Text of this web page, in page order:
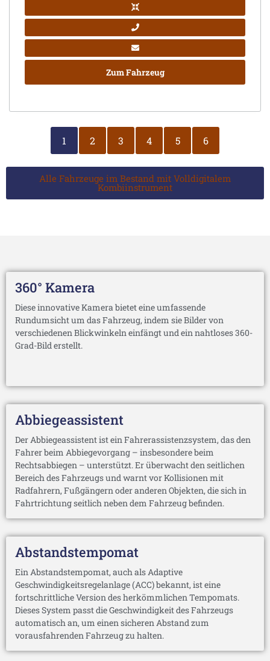
Zum Fahrzeug
1 2 3 4 5 6
Alle Fahrzeuge im Bestand mit Volldigitalem
Kombiinstrument
360° Kamera
Diese innovative Kamera bietet eine umfassende
Rundumsicht um das Fahrzeug, indem sie Bilder von
verschiedenen Blickwinkeln einfängt und ein nahtloses 360-
Grad-Bild erstellt.
Abbiegeassistent
Der Abbiegeassistent ist ein Fahrerassistenzsystem, das den
Fahrer beim Abbiegevorgang – insbesondere beim
Rechtsabbiegen – unterstützt. Er überwacht den seitlichen
Bereich des Fahrzeugs und warnt vor Kollisionen mit
Radfahrern, Fußgängern oder anderen Objekten, die sich in
Fahrtrichtung seitlich neben dem Fahrzeug befinden.
Abstandstempomat
Ein Abstandstempomat, auch als Adaptive
Geschwindigkeitsregelanlage (ACC) bekannt, ist eine
fortschrittliche Version des herkömmlichen Tempomats.
Dieses System passt die Geschwindigkeit des Fahrzeugs
automatisch an, um einen sicheren Abstand zum
vorausfahrenden Fahrzeug zu halten.